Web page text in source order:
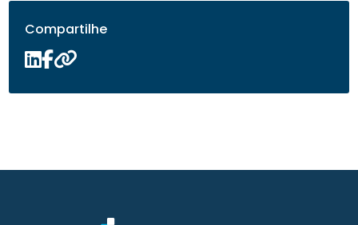
Compartilhe